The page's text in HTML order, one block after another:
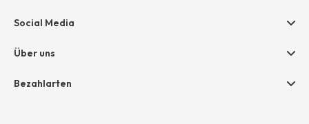
Retoure
AGB
Datenschutz
Geschenkgutscheine
Größentabelle
Social Media
Über uns
Unternehmen
Bezahlarten